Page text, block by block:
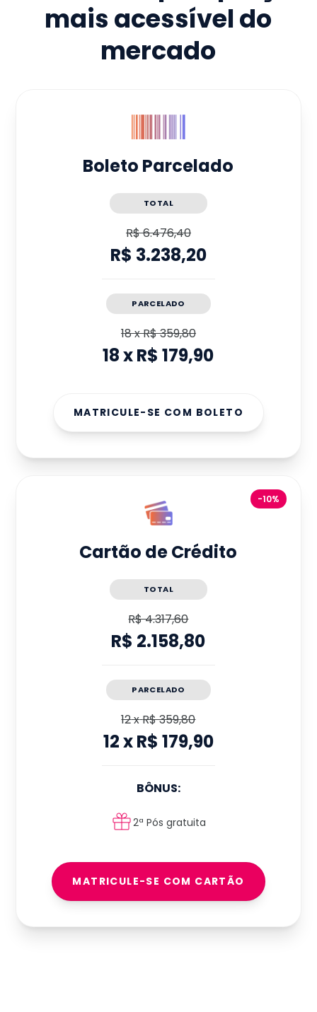
mais acessível do
mercado
Boleto Parcelado
TOTAL
R$ 6.476,40
R$ 3.238,20
PARCELADO
18xR$ 359,80
18xR$ 179,90
MATRICULE-SE COM BOLETO
-10%
Cartão de Crédito
TOTAL
R$ 4.317,60
R$ 2.158,80
PARCELADO
12xR$ 359,80
12xR$ 179,90
BÔNUS:
2ª Pós gratuita
MATRICULE-SE COM CARTÃO